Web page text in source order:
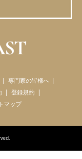
専門家の皆様へ
登録規約
マップ